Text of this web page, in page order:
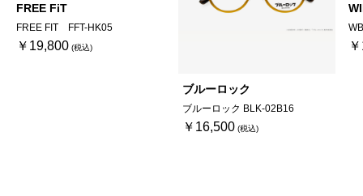
FREE FiT
FREE FIT FFT-HK05
￥19,800
ブルーロック
ブルーロック BLK-02B16
￥16,500